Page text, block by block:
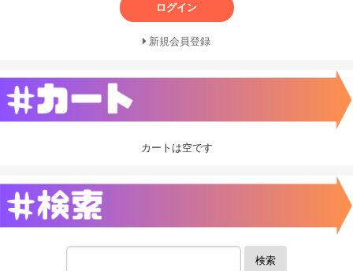
ログイン
新規会員登録
カートは空です
検索